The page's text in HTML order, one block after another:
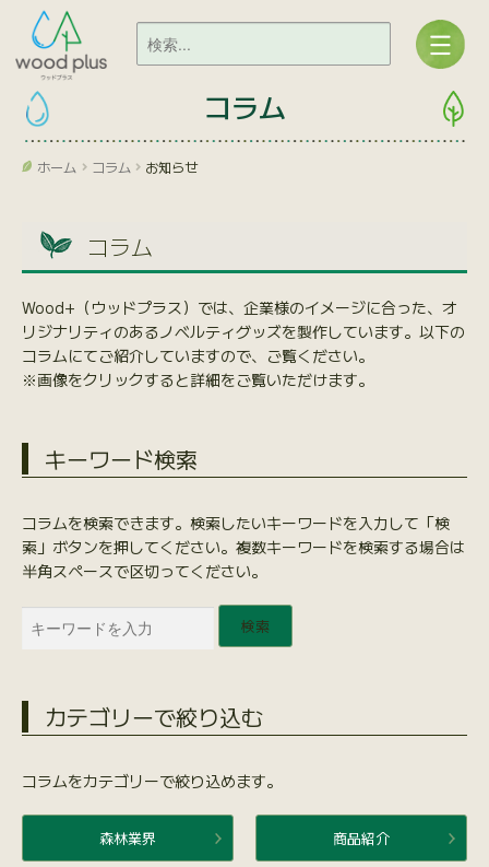
コラム
ホーム コラム お知らせ
コラム
Wood+（ウッドプラス）では、企業様のイメージに合った、オ
リジナリティのあるノベルティグッズを製作しています。以下の
コラムにてご紹介していますので、ご覧ください。
※画像をクリックすると詳細をご覧いただけます。
キーワード検索
コラムを検索できます。検索したいキーワードを入力して「検
索」ボタンを押してください。複数キーワードを検索する場合は
半角スペースで区切ってください。
検索
カテゴリーで絞り込む
コラムをカテゴリーで絞り込めます。
森林業界 商品紹介